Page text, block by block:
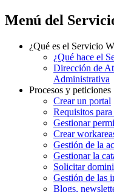
Menú del
¿Qué es el Servicio
¿Qué hace el
Dirección de
Administrativa
Procesos y peticiones
Crear un portal
Requisitos
Gestionar
Crear
Gestión de la
Gestionar la
Solicitar
Gestión de las
Blogs,